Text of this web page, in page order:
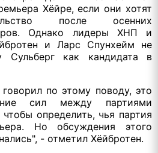
Хёйре, если они хотят
после осенних
Однако лидеры ХНП и
и Ларс Спунхейм не
Сульберг как кандидата в
по этому поводу, это
сил между партиями
определить, чья партия
Но обсуждения этого
- отметил Хёйбротен.